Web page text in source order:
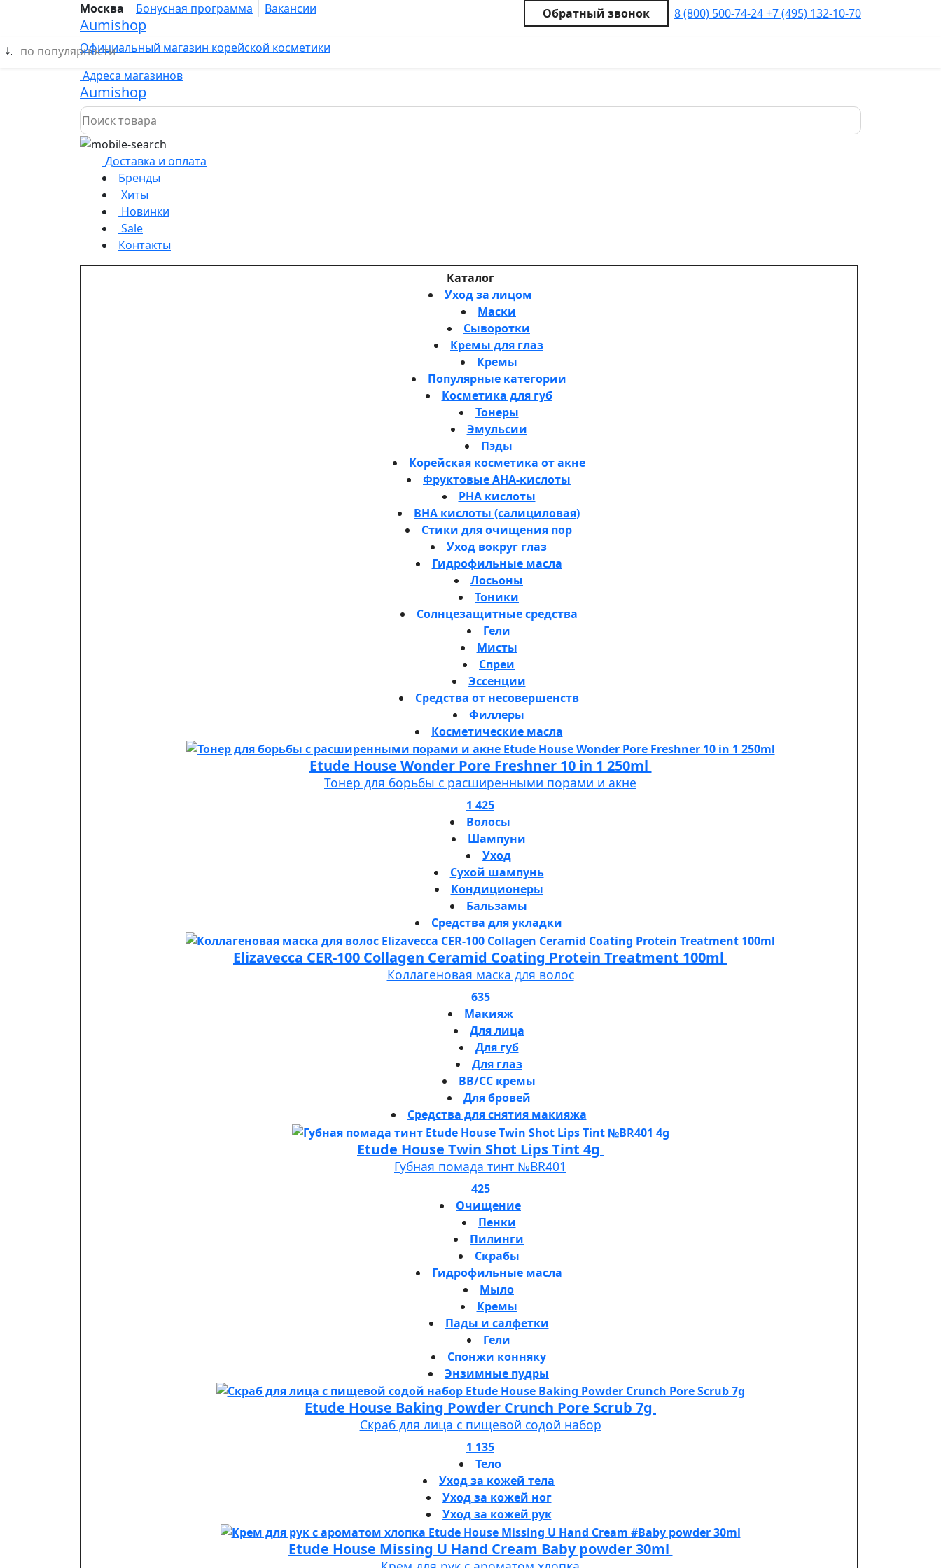
Москва Бонусная программа Вакансии Обратный звонок 8 (800) 500-74-24+7 (495) 132-10-70
Aumishop
Официальный магазин корейской косметики
Адреса магазинов
Aumishop
Доставка и оплата
Бренды
Хиты
Новинки
Sale
Контакты
Каталог
Уход за лицом
Маски
Сыворотки
Кремы для глаз
Кремы
Популярные категории
Косметика для губ
Тонеры
Эмульсии
Пэды
Корейская косметика от акне
Фруктовые AHA-кислоты
PHA кислоты
BHA кислоты (салициловая)
Стики для очищения пор
Уход вокруг глаз
Гидрофильные масла
Лосьоны
Тоники
Солнцезащитные средства
Гели
Мисты
Спреи
Эссенции
Средства от несовершенств
Филлеры
Косметические масла
Etude House Wonder Pore Freshner 10 in 1 250ml
Тонер для борьбы с расширенными порами и акне
1 425
Волосы
Шампуни
Уход
Сухой шампунь
Кондиционеры
Бальзамы
Средства для укладки
Elizavecca CER-100 Collagen Ceramid Coating Protein Treatment 100ml
Коллагеновая маска для волос
635
Макияж
Для лица
Для губ
Для глаз
BB/CC кремы
Для бровей
Средства для снятия макияжа
Etude House Twin Shot Lips Tint 4g
Губная помада тинт №BR401
425
Очищение
Пенки
Пилинги
Скрабы
Гидрофильные масла
Мыло
Кремы
Пады и салфетки
Гели
Спонжи конняку
Энзимные пудры
Etude House Baking Powder Crunch Pore Scrub 7g
Скраб для лица с пищевой содой набор
1 135
Тело
Уход за кожей тела
Уход за кожей ног
Уход за кожей рук
Etude House Missing U Hand Cream Baby powder 30ml